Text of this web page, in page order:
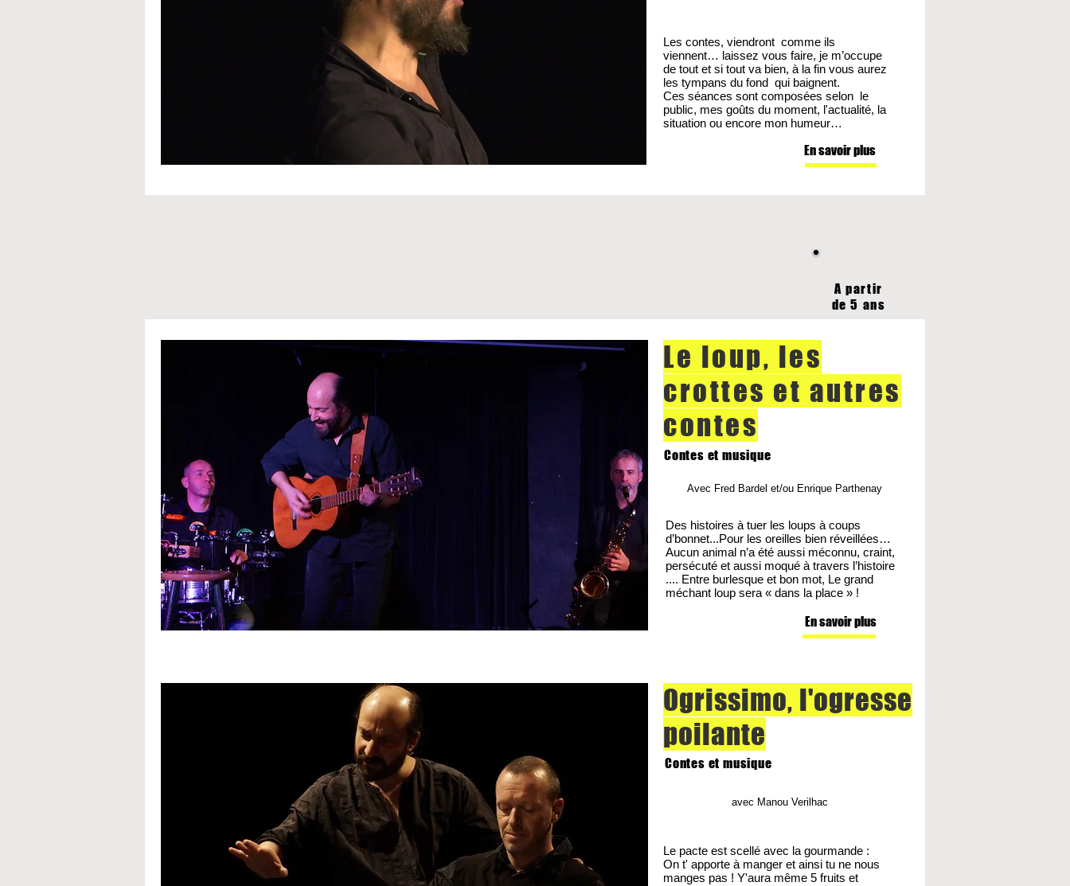
Les contes, viendront comme ils
viennent… laissez vous faire, je m’occupe
de tout et si tout va bien, à la fin vous aurez
les tympans du fond qui baignent.
Ces séances sont composées selon le
public, mes goûts du moment, l'actualité, la
situation ou encore mon humeur…
En savoir plus
Le loup, les
crottes et autres
contes
Contes et musique
Avec Fred Bardel et/ou Enrique Parthenay
Des histoires à tuer les loups à coups
d’bonnet...Pour les oreilles bien réveillées…
Aucun animal n’a été aussi méconnu, craint,
persécuté et aussi moqué à travers l’histoire
.... Entre burlesque et bon mot, Le grand
méchant loup sera « dans la place » !
En savoir plus
A partir
de 5 ans
Ogrissimo, l'ogresse
poilante
Contes et musique
avec Manou Verilhac​
Le pacte est scellé avec la gourmande :
On t' apporte à manger et ainsi tu ne nous
manges pas ! Y'aura même 5 fruits et